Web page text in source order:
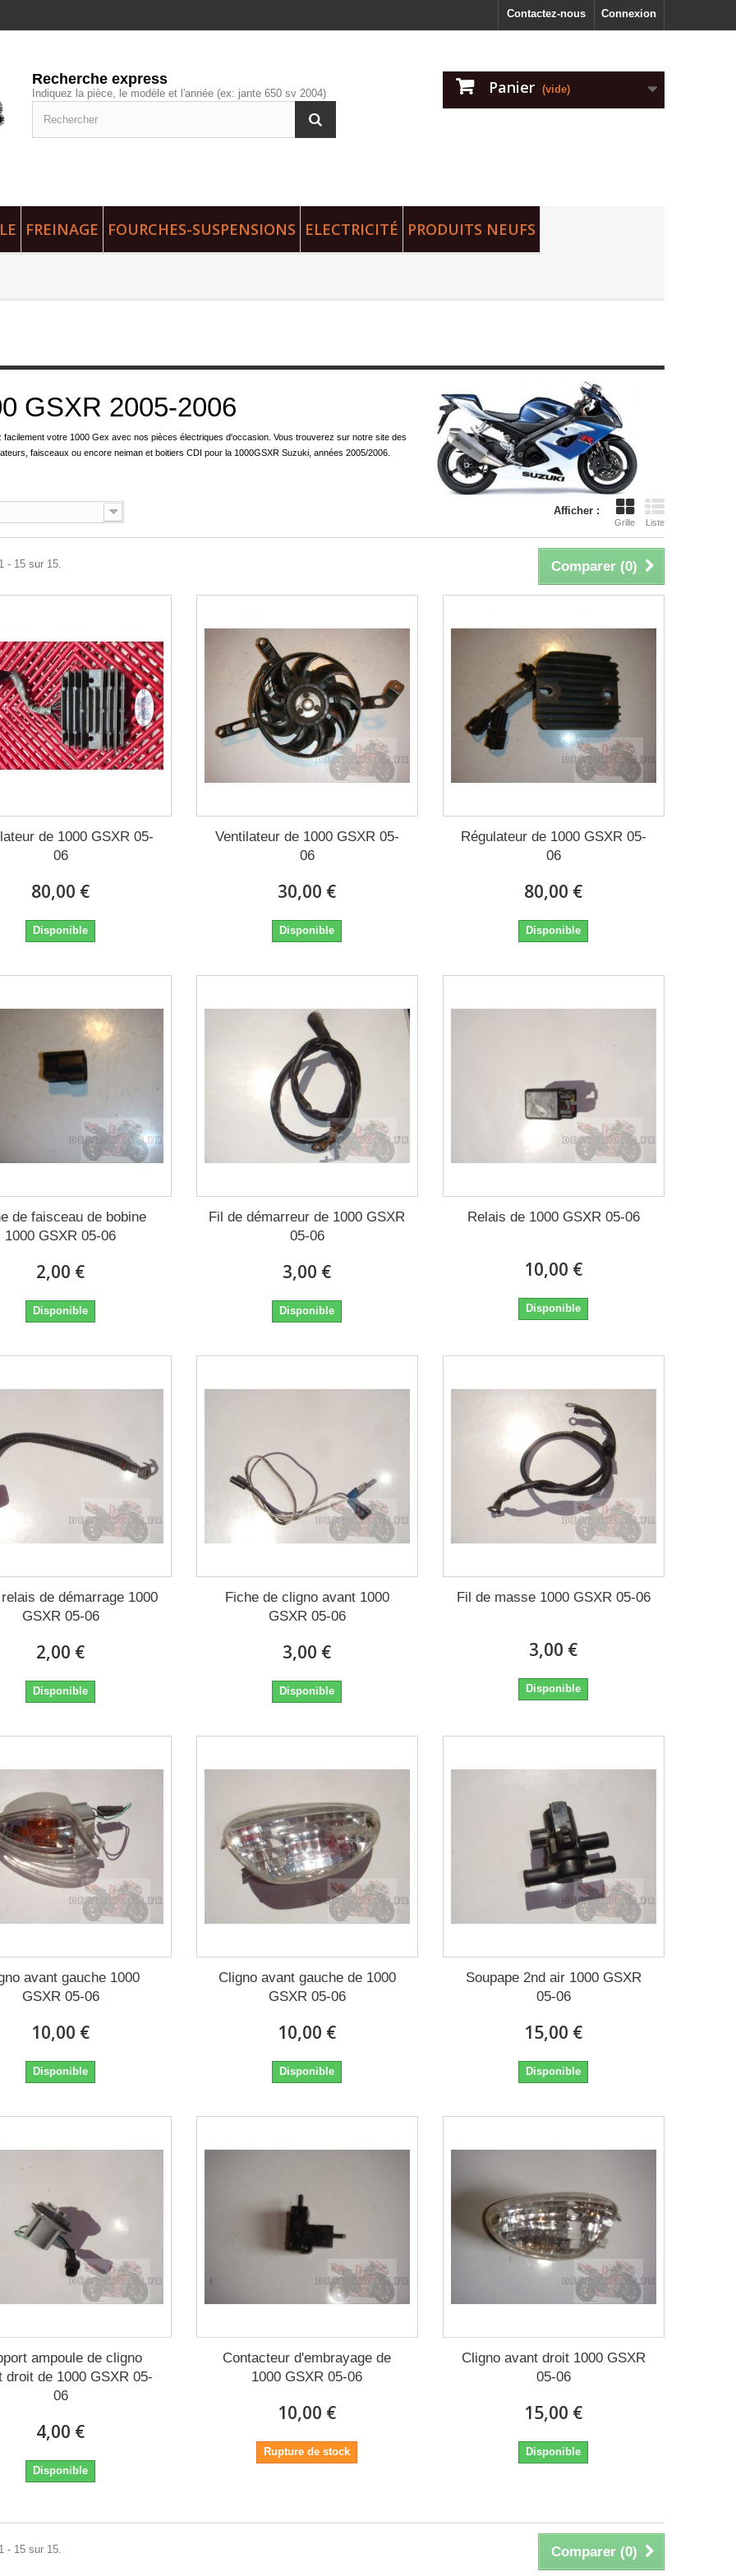
Connexion
Contactez-nous
Recherche express
Indiquez la pièce, le modèle et l'année (ex: jante 650 sv 2004) Panier (vide)
FREINAGE FOURCHES-SUSPENSIONS ELECTRICITÉ PRODUITS NEUFS
GSXR 2005-2006
facilement votre 1000 Gex avec nos pièces électriques d'occasion. Vous trouverez sur notre site des
faisceaux ou encore neiman et boitiers CDI pour la 1000GSXR Suzuki, années 2005/2006.
Afficher :
Grille Liste
Comparer (0)
- 15 sur 15.
de 1000 GSXR 05-
06
80,00 €
Disponible
Ventilateur de 1000 GSXR 05-
06
30,00 €
Disponible
Régulateur de 1000 GSXR 05-
06
80,00 €
Disponible
de faisceau de bobine
1000 GSXR 05-06
2,00 €
Disponible
Fil de démarreur de 1000 GSXR
05-06
3,00 €
Disponible
Relais de 1000 GSXR 05-06
10,00 €
Disponible
de démarrage 1000
GSXR 05-06
2,00 €
Disponible
Fiche de cligno avant 1000
GSXR 05-06
3,00 €
Disponible
Fil de masse 1000 GSXR 05-06
3,00 €
Disponible
avant gauche 1000
GSXR 05-06
10,00 €
Disponible
Cligno avant gauche de 1000
GSXR 05-06
10,00 €
Disponible
Soupape 2nd air 1000 GSXR
05-06
15,00 €
Disponible
ampoule de cligno
droit de 1000 GSXR 05-
06
4,00 €
Disponible
Contacteur d'embrayage de
1000 GSXR 05-06
10,00 €
Rupture de stock
Cligno avant droit 1000 GSXR
05-06
15,00 €
Disponible
Comparer (0)
- 15 sur 15.